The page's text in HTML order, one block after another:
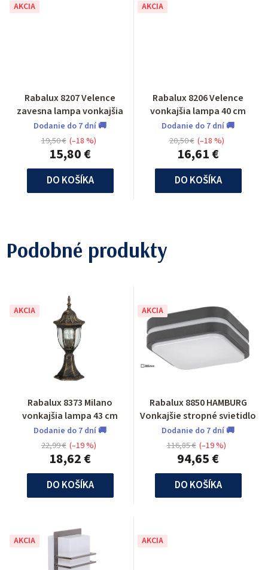
AKCIA
Rabalux 8207 Velence
zavesna lampa vonkajšia
Dodanie do 7 dní 🚚
15,80 €
19,50 € (–18 %)
DO KOŠÍKA
AKCIA
Rabalux 8206 Velence
vonkajšia lampa 40 cm
Dodanie do 7 dní 🚚
16,61 €
20,50 € (–18 %)
DO KOŠÍKA
Podobné produkty
AKCIA
Rabalux 8373 Milano
vonkajšia lampa 43 cm
Dodanie do 7 dní 🚚
18,62 €
22,99 € (–19 %)
DO KOŠÍKA
AKCIA
Rabalux 8850 HAMBURG
Vonkajšie stropné svietidlo
Dodanie do 7 dní 🚚
94,65 €
116,85 € (–19 %)
DO KOŠÍKA
AKCIA AKCIA